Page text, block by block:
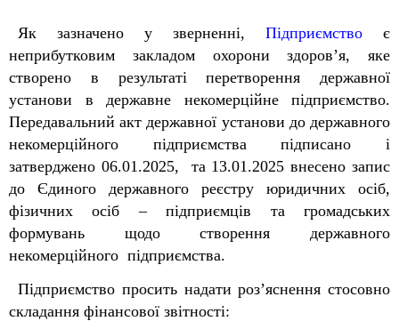
Як зазначено у зверненні, Підприємство є
неприбутковим закладом охорони здоров’я, яке
створено в результаті перетворення державної
установи в державне некомерційне підприємство.
Передавальний акт державної установи до державного
некомерційного підприємства підписано і
затверджено 06.01.2025, та 13.01.2025 внесено запис
до Єдиного державного реєстру юридичних осіб,
фізичних осіб – підприємців та громадських
формувань щодо створення державного
некомерційного підприємства.
Підприємство просить надати роз’яснення стосовно
складання фінансової звітності: